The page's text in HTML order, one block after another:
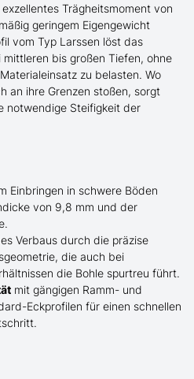
Trägheitsmoment von
geringem Eigengewicht
vom Typ Larssen löst das
bis großen Tiefen, ohne
zu belasten. Wo
an ihre Grenzen stoßen, sorgt
notwendige Steifigkeit der
Einbringen in schwere Böden
von 9,8 mm und der
Verbaus durch die präzise
die auch bei
die Bohle spurtreu führt.
mit gängigen Ramm- und
Eckprofilen für einen schnellen